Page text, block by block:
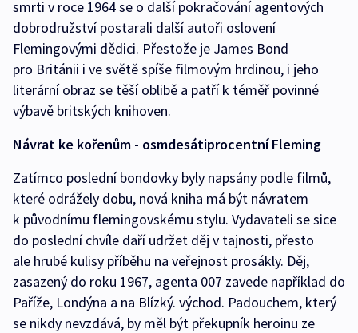
smrti v roce 1964 se o další pokračování agentových
dobrodružství postarali další autoři oslovení
Flemingovými dědici. Přestože je James Bond
pro Británii i ve světě spíše filmovým hrdinou, i jeho
literární obraz se těší oblibě a patří k téměř povinné
výbavě britských knihoven.
Návrat ke kořenům - osmdesátiprocentní Fleming
Zatímco poslední bondovky byly napsány podle filmů,
které odrážely dobu, nová kniha má být návratem
k původnímu flemingovskému stylu. Vydavateli se sice
do poslední chvíle daří udržet děj v tajnosti, přesto
ale hrubé kulisy příběhu na veřejnost prosákly. Děj,
zasazený do roku 1967, agenta 007 zavede například do
Paříže, Londýna a na Blízký. východ. Padouchem, který
se nikdy nevzdává, by měl být překupník heroinu ze